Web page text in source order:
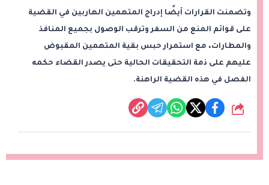
وتضمنت القرارات أيضًا إدراج المتهمين الهاربين في القضية
على قوائم المنع من السفر وترقب الوصول بجميع المنافذ
والمطارات، مع استمرار حبس بقية المتهمين المقبوض
عليهم على ذمة التحقيقات الحالية حتى يصدر القضاء حكمه
الفصل في هذه القضية الراهنة.
شارك